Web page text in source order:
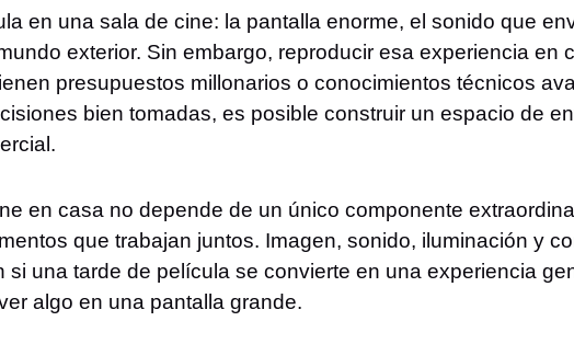
en una sala de cine: la pantalla enorme, el sonido que
exterior. Sin embargo, reproducir esa experiencia en
presupuestos millonarios o conocimientos técnicos
bien tomadas, es posible construir un espacio de
en casa no depende de un único componente
que trabajan juntos. Imagen, sonido, iluminación y
si una tarde de película se convierte en una experiencia
algo en una pantalla grande.